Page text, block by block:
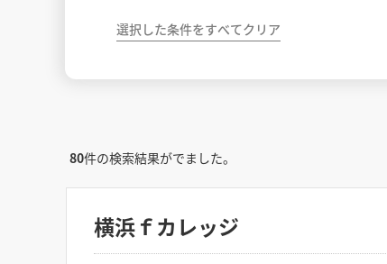
選択した条件をすべてクリア
80件の検索結果がでました。
横浜ｆカレッジ